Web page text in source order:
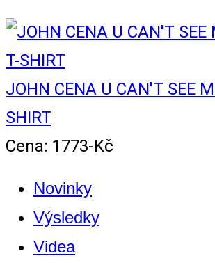
JOHN CENA U CAN'T SEE
SHIRT
Cena: 1773-Kč
Novinky
Výsledky
Videa